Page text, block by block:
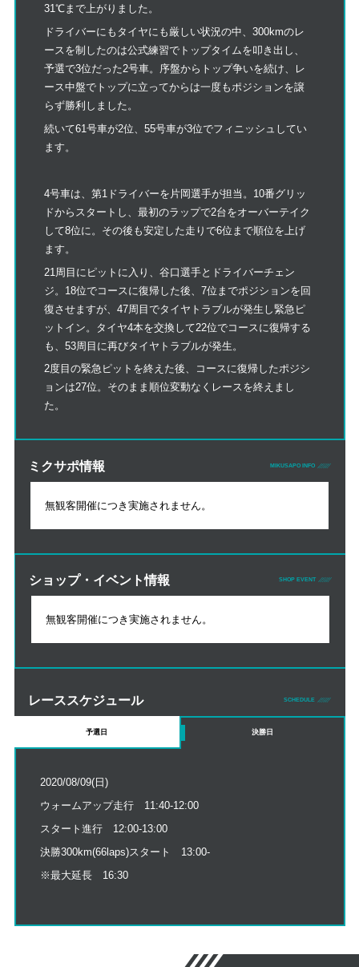
31℃まで上がりました。
ドライバーにもタイヤにも厳しい状況の中、300kmのレ
ースを制したのは公式練習でトップタイムを叩き出し、
予選で3位だった2号車。序盤からトップ争いを続け、レ
ース中盤でトップに立ってからは一度もポジションを譲
らず勝利しました。
続いて61号車が2位、55号車が3位でフィニッシュしてい
ます。
4号車は、第1ドライバーを片岡選手が担当。10番グリッ
ドからスタートし、最初のラップで2台をオーバーテイク
して8位に。その後も安定した走りで6位まで順位を上げ
ます。
21周目にピットに入り、谷口選手とドライバーチェン
ジ。18位でコースに復帰した後、7位までポジションを回
復させますが、47周目でタイヤトラブルが発生し緊急ピ
ットイン。タイヤ4本を交換して22位でコースに復帰する
も、53周目に再びタイヤトラブルが発生。
2度目の緊急ピットを終えた後、コースに復帰したポジシ
ョンは27位。そのまま順位変動なくレースを終えまし
た。
ミクサポ情報 MIKUSAPO INFO
無観客開催につき実施されません。
ショップ・イベント情報 SHOP EVENT
無観客開催につき実施されません。
レーススケジュール SCHEDULE
予選日 決勝日
2020/08/09(日)
ウォームアップ走行 11:40-12:00
スタート進行 12:00-13:00
決勝300km(66laps)スタート 13:00-
※最大延長 16:30